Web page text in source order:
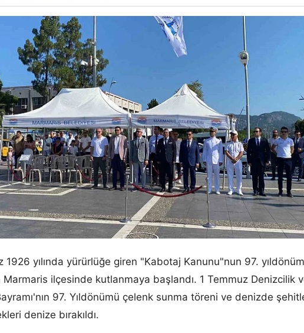
1926 yılında yürürlüğe giren "Kabotaj Kanunu"nun 97.
Marmaris ilçesinde kutlanmaya başlandı. 1 Temmuz Denizcilik
97. Yıldönümü çelenk sunma töreni ve denizde
denize bırakıldı.